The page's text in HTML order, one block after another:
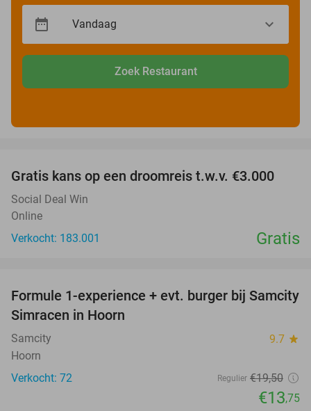
Zoek Restaurant
Gratis kans op een droomreis t.w.v. €3.000
Social Deal Win
Online
Verkocht: 183.001
Gratis
29%
Formule 1-experience + evt. burger bij Samcity
Simracen in Hoorn
Samcity 9.7 star
Hoorn
Verkocht: 72
Regulier €19,50
€13,75